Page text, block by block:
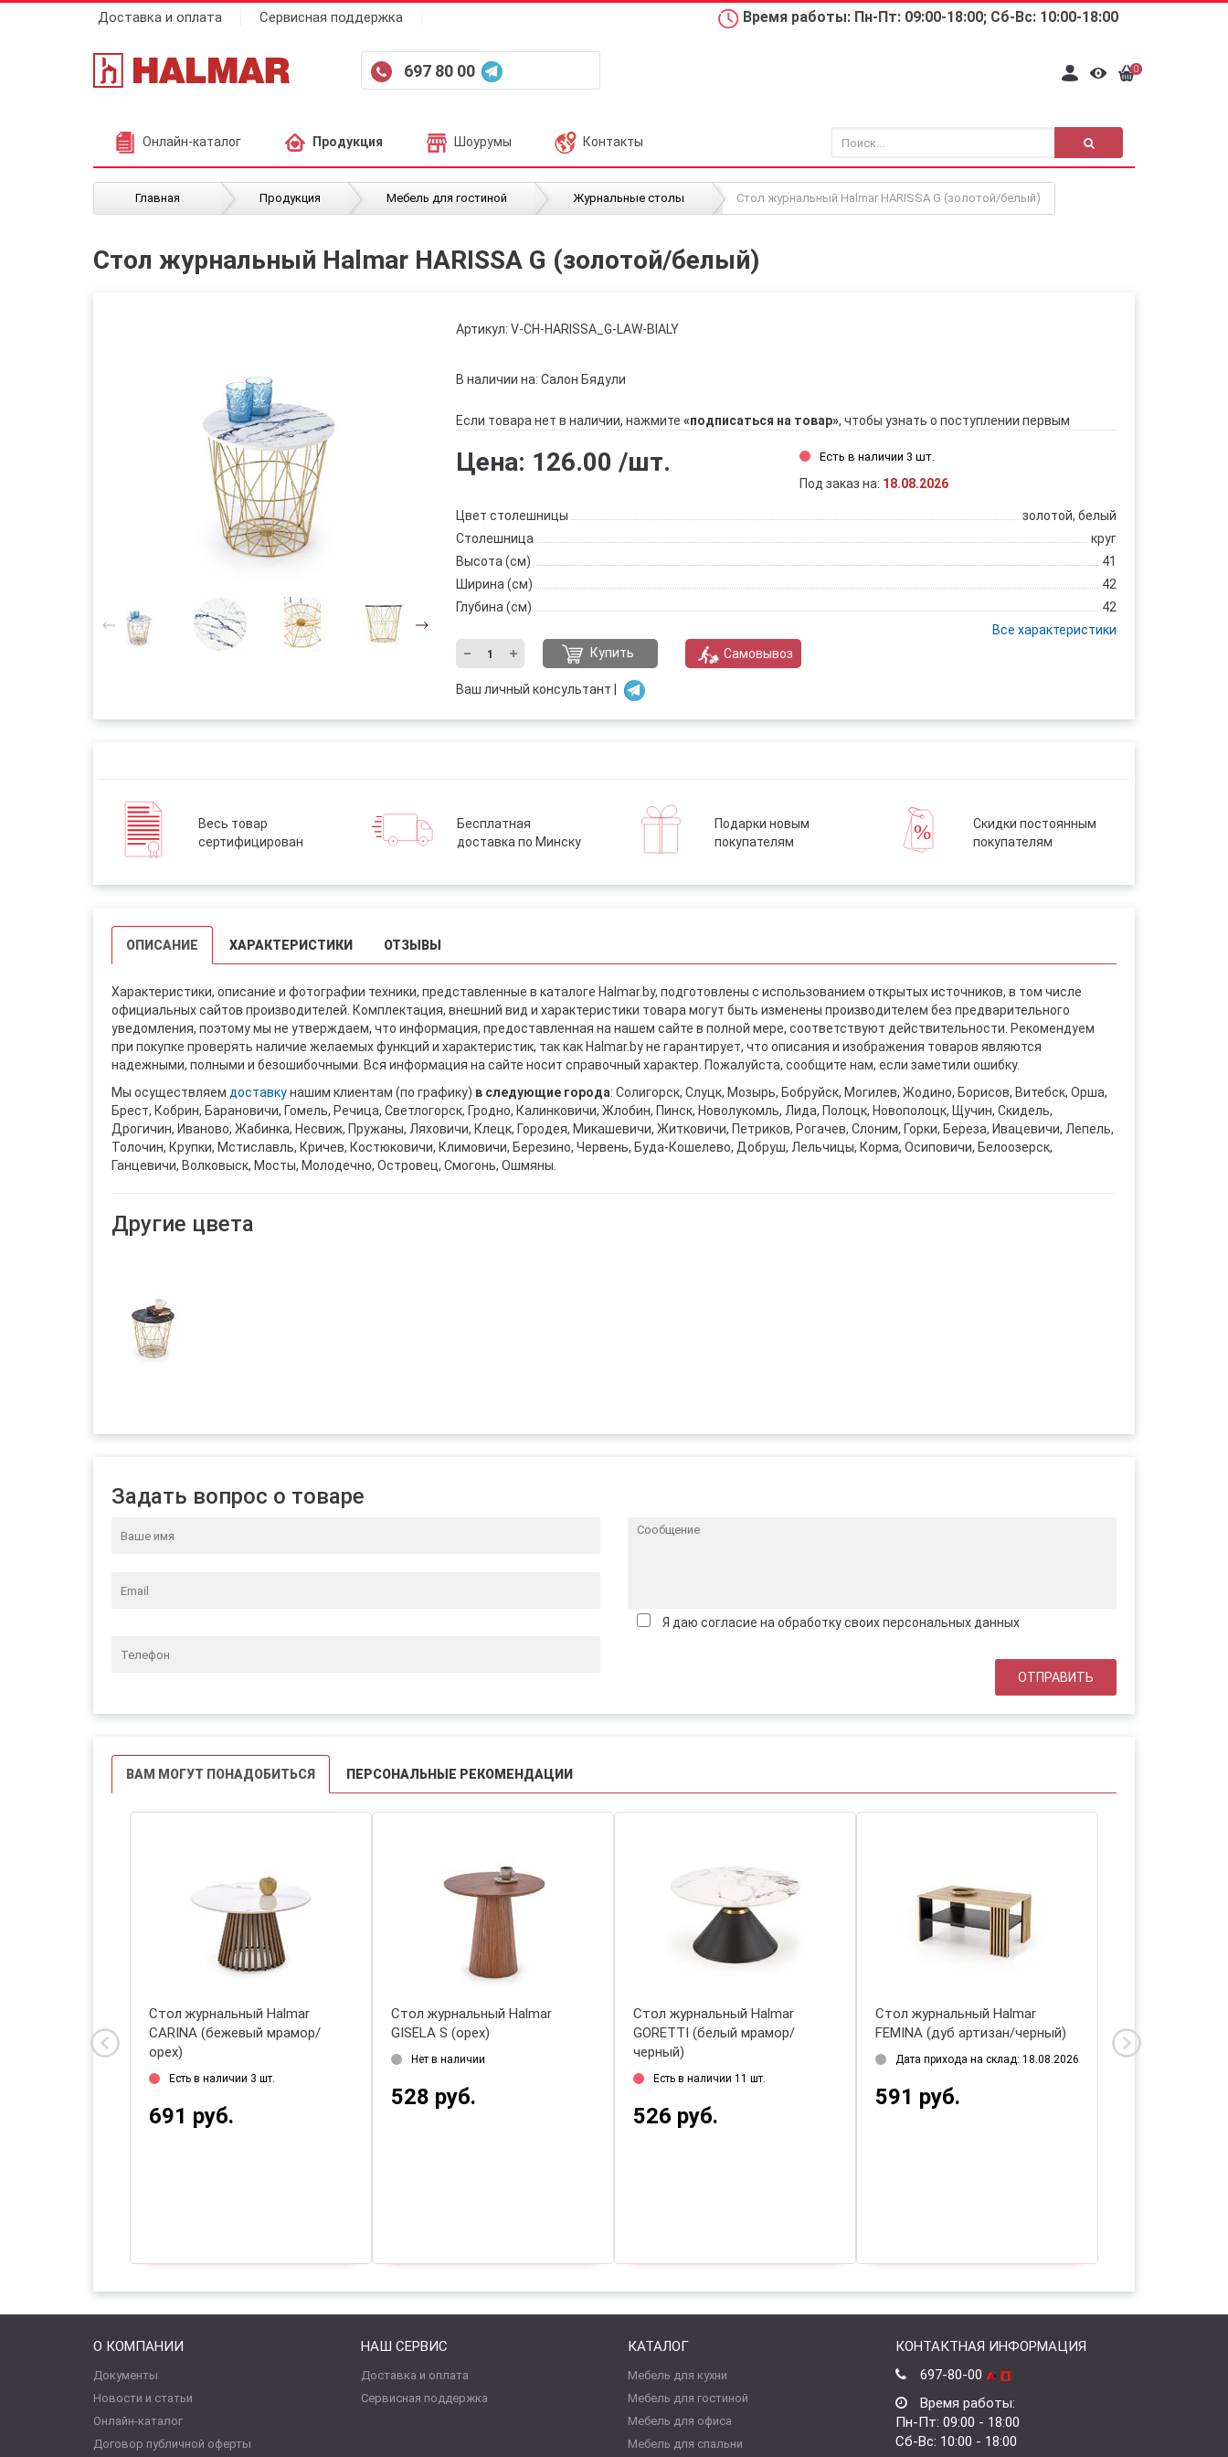
Доставка и оплата Сервисная поддержка Время работы: Пн-Пт: 09:00-18:00; Сб-Вс: 10:00-18:00
697 80 00 0
Онлайн-каталог Продукция Шоурумы Контакты
Главная / Продукция / Мебель для гостиной / Журнальные столы / Стол журнальный Halmar HARISSA G (золотой/белый)
Стол журнальный Halmar HARISSA G (золотой/белый)
Артикул: V-CH-HARISSA_G-LAW-BIALY
В наличии на: Салон Бядули
Если товара нет в наличии, нажмите «подписаться на товар», чтобы узнать о поступлении первым
Цена: 126.00 /шт. Есть в наличии 3 шт.
Под заказ на: 18.08.2026
Цвет столешницы
золотой, белый
Столешница
круг
Высота (см)
41
Ширина (см)
42
Глубина (см)
42
Все характеристики
Купить
Самовывоз
Ваш личный консультант |
Весь товар
сертифицирован
Бесплатная
доставка по Минску
Подарки новым
покупателям
Скидки постоянным
покупателям
ОПИСАНИЕ ХАРАКТЕРИСТИКИ ОТЗЫВЫ
Характеристики, описание и фотографии техники, представленные в каталоге Halmar.by, подготовлены с использованием открытых источников, в том числе
официальных сайтов производителей. Комплектация, внешний вид и характеристики товара могут быть изменены производителем без предварительного
уведомления, поэтому мы не утверждаем, что информация, предоставленная на нашем сайте в полной мере, соответствуют действительности. Рекомендуем
при покупке проверять наличие желаемых функций и характеристик, так как Halmar.by не гарантирует, что описания и изображения товаров являются
надежными, полными и безошибочными. Вся информация на сайте носит справочный характер. Пожалуйста, сообщите нам, если заметили ошибку.
Мы осуществляем доставкунашим клиентам (по графику) в следующие города: Солигорск, Слуцк, Мозырь, Бобруйск, Могилев, Жодино, Борисов, Витебск, Орша,
Брест, Кобрин, Барановичи, Гомель, Речица, Светлогорск, Гродно, Калинковичи, Жлобин, Пинск, Новолукомль, Лида, Полоцк, Новополоцк, Щучин, Скидель,
Дрогичин, Иваново, Жабинка, Несвиж, Пружаны, Ляховичи, Клецк, Городея, Микашевичи, Житковичи, Петриков, Рогачев, Слоним, Горки, Береза, Ивацевичи, Лепель,
Толочин, Крупки, Мстиславль, Кричев, Костюковичи, Климовичи, Березино, Червень, Буда-Кошелево, Добруш, Лельчицы, Корма, Осиповичи, Белоозерск,
Ганцевичи, Волковыск, Мосты, Молодечно, Островец, Смогонь, Ошмяны.
Другие цвета
Задать вопрос о товаре
Я даю согласие на обработку своих персональных данных
ВАМ МОГУТ ПОНАДОБИТЬСЯ ПЕРСОНАЛЬНЫЕ РЕКОМЕНДАЦИИ
склад: 18.08.2026
Стол журнальный Halmar
CARINA (бежевый мрамор/
орех)
Есть в наличии 3 шт.
691 руб.
Стол журнальный Halmar
GISELA S (орех)
Нет в наличии
528 руб.
Стол журнальный Halmar
GORETTI (белый мрамор/
черный)
Есть в наличии 11 шт.
526 руб.
Стол журнальный Halmar
FEMINA (дуб артизан/черный)
Дата прихода на склад: 18.08.2026
591 руб.
NUBIRA (орех/
О КОМПАНИИ
Документы
Новости и статьи
Онлайн-каталог
Договор публичной оферты
НАШ СЕРВИС
Доставка и оплата
Сервисная поддержка
КАТАЛОГ
Мебель для кухни
Мебель для гостиной
Мебель для офиса
Мебель для спальни
КОНТАКТНАЯ ИНФОРМАЦИЯ
697-80-00
Время работы:
Пн-Пт: 09:00 - 18:00
Сб-Вс: 10:00 - 18:00